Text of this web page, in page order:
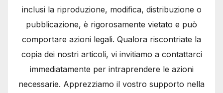
inclusi la riproduzione, modifica, distribuzione o
pubblicazione, è rigorosamente vietato e può
comportare azioni legali. Qualora riscontriate la
copia dei nostri articoli, vi invitiamo a contattarci
immediatamente per intraprendere le azioni
necessarie. Apprezziamo il vostro supporto nella